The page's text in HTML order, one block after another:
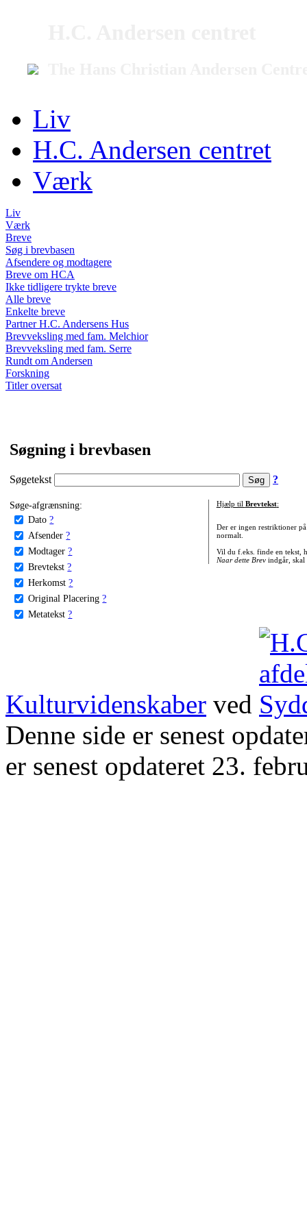
Liv
H.C. Andersen centret
Værk
Liv
Værk
Breve
Søg i brevbasen
Afsendere og modtagere
Breve om HCA
Ikke tidligere trykte breve
Alle breve
Enkelte breve
Partner H.C. Andersens Hus
Brevveksling med fam. Melchior
Brevveksling med fam. Serre
Rundt om Andersen
Forskning
Titler oversat
Søgning i brevbasen
Søgetekst ?
Søge-afgrænsning:
Dato ?
Afsender ?
Modtager ?
Brevtekst ?
Herkomst ?
Original Placering ?
Metatekst ?
Hjælp til Brevtekst:
Der er ingen restriktioner
normalt.
Vil du f.eks. finde en tekst,
Naar dette Brevindgår, skal
Kulturvidenskaber ved
Denne side er senest
er senest opdateret 23.